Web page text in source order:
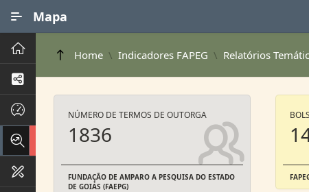
Mapa
Processos de Negócios
Home Indicadores FAPEG Relatórios
NÚMERO DE TERMOS DE OUTORGA
1836
FUNDAÇÃO DE AMPARO A PESQUISA DO ESTADO
DE GOIÁS (FAEPG)